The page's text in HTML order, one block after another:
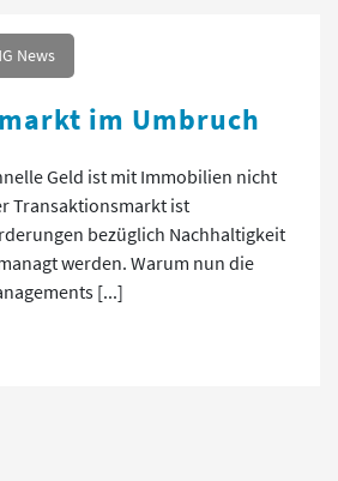
News
im Umbruch
Geld ist mit Immobilien nicht
Transaktionsmarkt ist
bezüglich Nachhaltigkeit
werden. Warum nun die
[...]